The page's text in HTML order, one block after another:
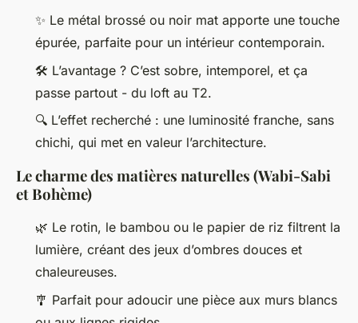
✨ Le métal brossé ou noir mat apporte une touche
épurée, parfaite pour un intérieur contemporain.
🛠️ L’avantage ? C’est sobre, intemporel, et ça
passe partout - du loft au T2.
🔍 L’effet recherché : une luminosité franche, sans
chichi, qui met en valeur l’architecture.
Le charme des matières naturelles (Wabi-Sabi
et Bohème)
🌿 Le rotin, le bambou ou le papier de riz filtrent la
lumière, créant des jeux d’ombres douces et
chaleureuses.
🎐 Parfait pour adoucir une pièce aux murs blancs